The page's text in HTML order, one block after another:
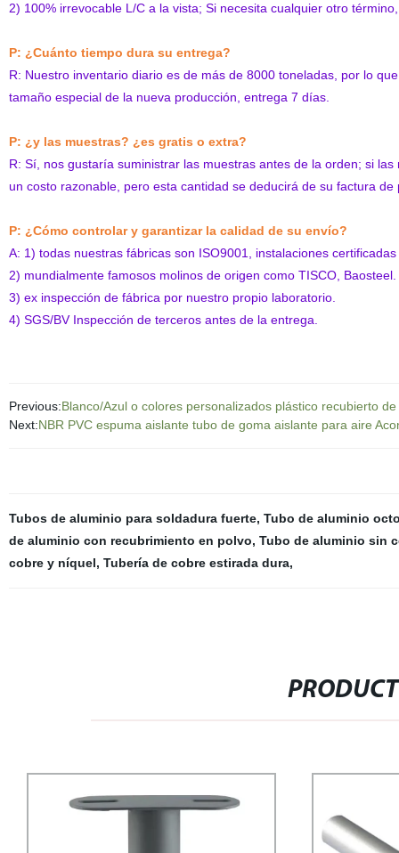
2) 100% irrevocable L/C a la vista; Si necesita cualquier otro
P: ¿Cuánto tiempo dura su entrega?
R: Nuestro inventario diario es de más de 8000 toneladas, por lo
tamaño especial de la nueva producción, entrega 7 días.
P: ¿y las muestras? ¿es gratis o extra?
R: Sí, nos gustaría suministrar las muestras antes de la orden; si
un costo razonable, pero esta cantidad se deducirá de su factura
P: ¿Cómo controlar y garantizar la calidad de su envío?
A: 1) todas nuestras fábricas son ISO9001, instalaciones certificadas
2) mundialmente famosos molinos de origen como TISCO, Baosteel.
3) ex inspección de fábrica por nuestro propio laboratorio.
4) SGS/BV Inspección de terceros antes de la entrega.
Previous:Blanco/Azul o colores personalizados plástico recubierto
Next:NBR PVC espuma aislante tubo de goma aislante para aire
Tubos de aluminio para soldadura fuerte, Tubo de aluminio
de aluminio con recubrimiento en polvo, Tubo de aluminio sin
cobre y níquel, Tubería de cobre estirada dura,